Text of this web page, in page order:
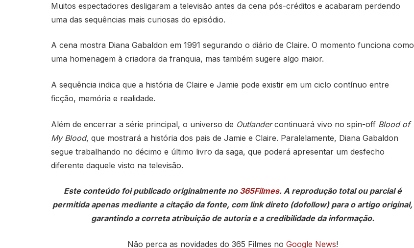
Muitos espectadores desligaram a televisão antes da cena pós-créditos e acabaram perdendo
uma das sequências mais curiosas do episódio.
A cena mostra Diana Gabaldon em 1991 segurando o diário de Claire. O momento funciona como
uma homenagem à criadora da franquia, mas também sugere algo maior.
A sequência indica que a história de Claire e Jamie pode existir em um ciclo contínuo entre
ficção, memória e realidade.
Além de encerrar a série principal, o universo de Outlandercontinuará vivo no spin-off Blood of
My Blood, que mostrará a história dos pais de Jamie e Claire. Paralelamente, Diana Gabaldon
segue trabalhando no décimo e último livro da saga, que poderá apresentar um desfecho
diferente daquele visto na televisão.
Este conteúdo foi publicado originalmente no 365Filmes. A reprodução total ou parcial é
permitida apenas mediante a citação da fonte, com link direto (dofollow) para o artigo original,
garantindo a correta atribuição de autoria e a credibilidade da informação.
Não perca as novidades do 365 Filmes no Google News!